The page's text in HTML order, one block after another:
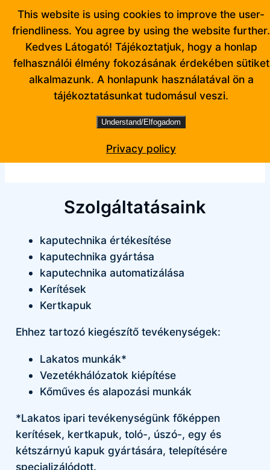
Ugrás
tartalomhoz
Facebook
Szolgáltatásaink
kaputechnika értékesítése
kaputechnika gyártása
kaputechnika automatizálása
Kerítések
Kertkapuk
Ehhez tartozó kiegészítő tevékenységek:
Lakatos munkák*
Vezetékhálózatok kiépítése
Kőműves és alapozási munkák
*Lakatos ipari tevékenységünk főképpen
kerítések, kertkapuk, toló-, úszó-, egy és
kétszárnyú kapuk gyártására, telepítésére
specializálódott.
This website is using cookies to improve the user-
friendliness. You agree by using the website further.
Kedves Látogató! Tájékoztatjuk, hogy a honlap
felhasználói élmény fokozásának érdekében sütiket
alkalmazunk. A honlapunk használatával ön a
tájékoztatásunkat tudomásul veszi.
Understand/Elfogadom
Privacy policy